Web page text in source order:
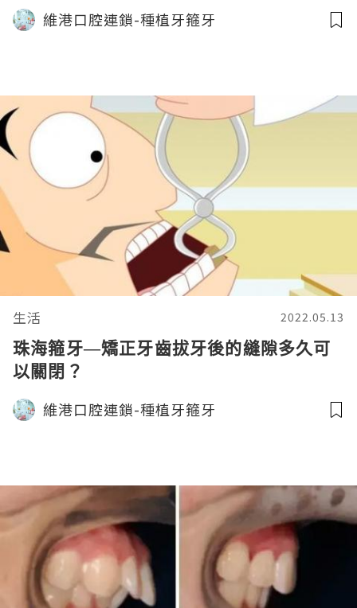
維港口腔連鎖-種植牙箍牙
生活 2022.05.13
珠海箍牙—矯正牙齒拔牙後的縫隙多久可
以關閉？
維港口腔連鎖-種植牙箍牙